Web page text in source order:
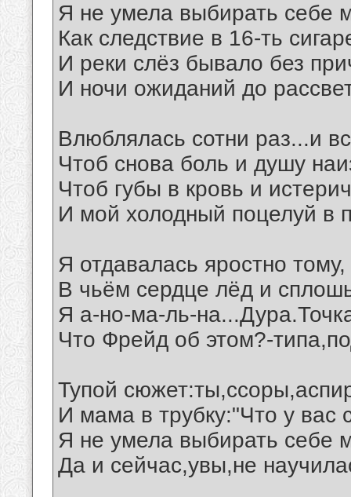
Я не умела выбирать себе
Как следствие в 16-ть
И реки слёз бывало без
И ночи ожиданий до
Влюблялась сотни раз...и
Чтоб снова боль и душу
Чтоб губы в кровь и
И мой холодный поцелуй в
Я отдавалась яростно тому,
В чьём сердце лёд и
Я а-но-ма-ль-
Что Фрейд об этом?-
Тупой
И мама в трубку:"Что у вас
Я не умела выбирать себе
Да и сейчас,увы,не